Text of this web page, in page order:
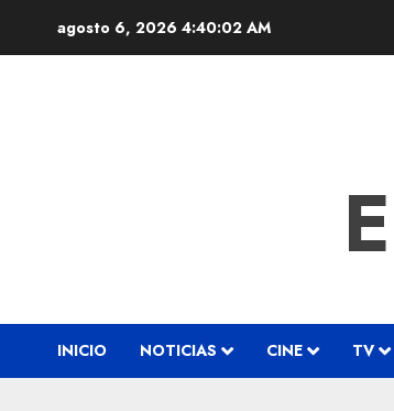
agosto 6, 2026 4:40:03 AM
INICIO NOTICIAS CINE TV